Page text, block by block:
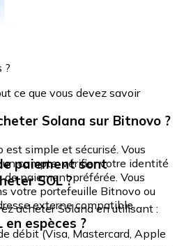
?
ce que vous devez savoir
Solana sur Bitnovo ?
simple et sécurisé. Vous
compte, vérifier votre identité
paiement préférée. Vous
votre portefeuille Bitnovo ou
externe compatible.
paiement sont
SOL ?
acheter Solana en utilisant :
débit (Visa, Mastercard, Apple
en espèces ?